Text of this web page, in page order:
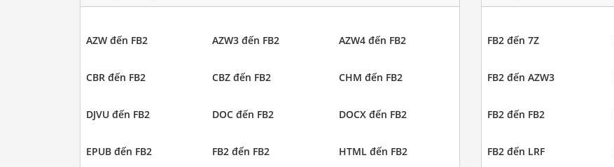
AZW đến FB2 AZW3 đến FB2 AZW4 đến FB2
CBR đến FB2 CBZ đến FB2 CHM đến FB2
DJVU đến FB2 DOC đến FB2 DOCX đến FB2
EPUB đến FB2 FB2 đến FB2 HTML đến FB2
FB2 đến 7Z
FB2 đến AZW3
FB2 đến FB2
FB2 đến LRF